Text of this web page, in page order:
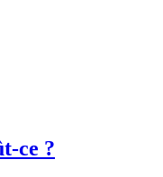
ce ?